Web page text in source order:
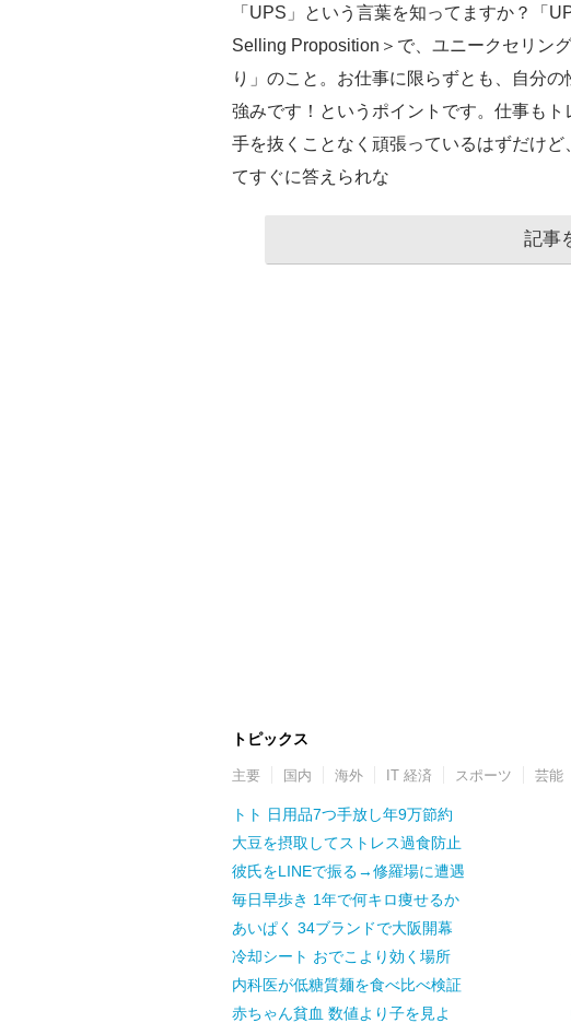
「UPS」という言葉を知ってますか？「
Selling Proposition＞で、ユニークセリン
り」のこと。お仕事に限らずとも、自分
強みです！というポイントです。仕事もト
手を抜くことなく頑張っているはずだけ
てすぐに答えられな
記事
トピックス
主要 国内 海外 IT 経済 スポーツ 芸能
トト 日用品7つ手放し年9万節約
大豆を摂取してストレス過食防止
彼氏をLINEで振る→修羅場に遭遇
毎日早歩き 1年で何キロ痩せるか
あいぱく 34ブランドで大阪開幕
冷却シート おでこより効く場所
内科医が低糖質麺を食べ比べ検証
赤ちゃん貧血 数値より子を見よ